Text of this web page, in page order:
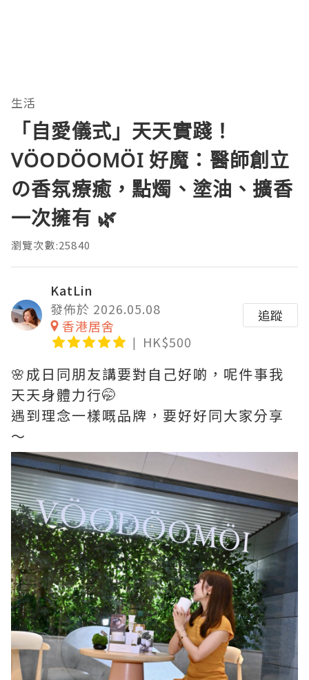
生活
「自愛儀式」天天實踐！
VÖODÖOMÖI 好魔：醫師創立
の香氛療癒，點燭、塗油、擴香
一次擁有 🌿
瀏覽次數:25840
KatLin
發佈於 2026.05.08
香港居舍
HK$500
追蹤
🌸成日同朋友講要對自己好啲，呢件事我
天天身體力行🤭
遇到理念一樣嘅品牌，要好好同大家分享
～